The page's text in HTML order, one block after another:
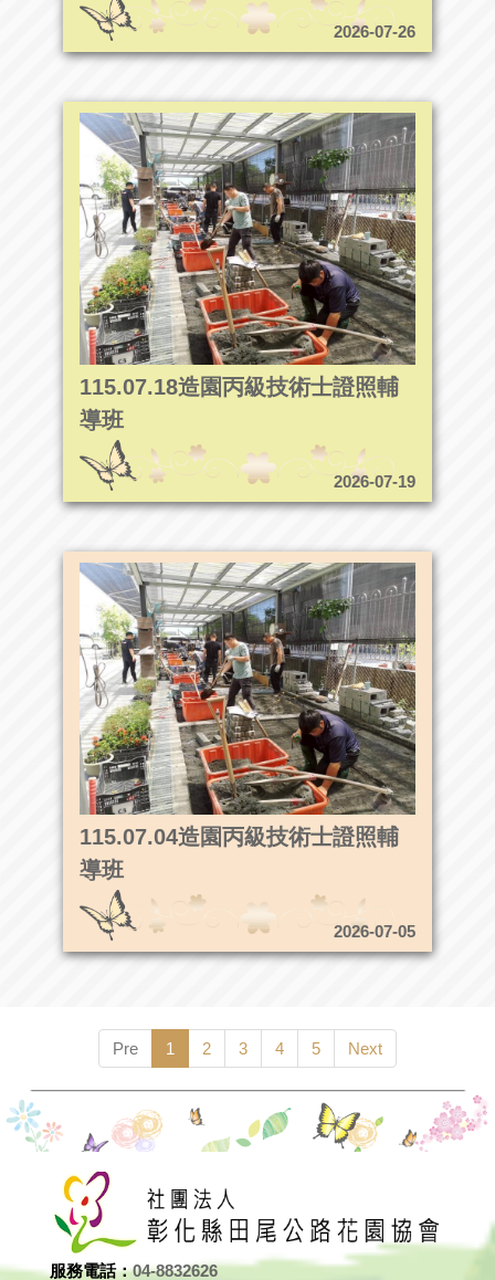
2026-07-26
115.07.18造園丙級技術士證照輔
導班
2026-07-19
115.07.04造園丙級技術士證照輔
導班
2026-07-05
Pre 1 2 3 4 5 Next
服務電話：04-8832626